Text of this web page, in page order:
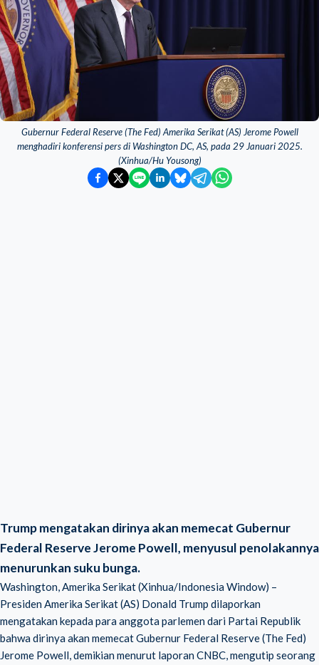
Gubernur Federal Reserve (The Fed) Amerika Serikat (AS) Jerome Powell
menghadiri konferensi pers di Washington DC, AS, pada 29 Januari 2025.
(Xinhua/Hu Yousong)
Trump mengatakan dirinya akan memecat Gubernur
Federal Reserve Jerome Powell, menyusul penolakannya
menurunkan suku bunga.
Washington, Amerika Serikat (Xinhua/Indonesia Window) –
Presiden Amerika Serikat (AS) Donald Trump dilaporkan
mengatakan kepada para anggota parlemen dari Partai Republik
bahwa dirinya akan memecat Gubernur Federal Reserve (The Fed)
Jerome Powell, demikian menurut laporan CNBC, mengutip seorang